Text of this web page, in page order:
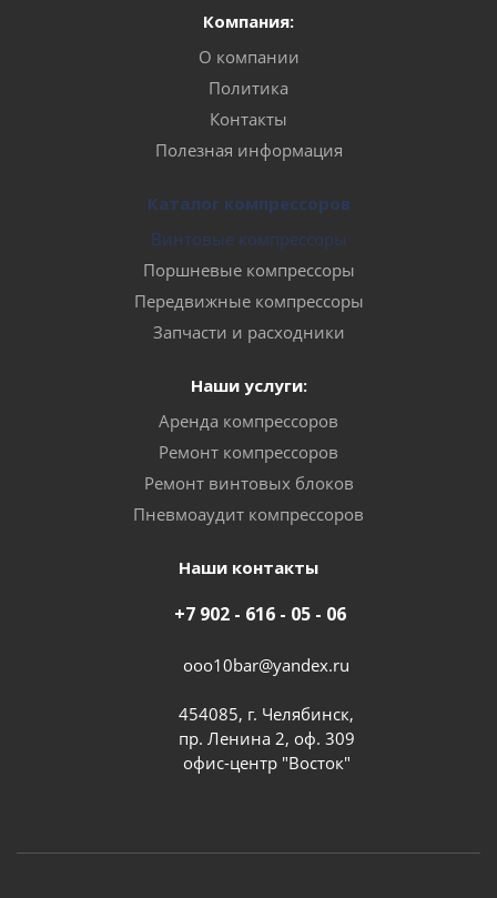
Компания:
О компании
Политика
Контакты
Полезная информация
Каталог компрессоров
Винтовые компрессоры
Поршневые компрессоры
Передвижные компрессоры
Запчасти и расходники
Наши услуги:
Аренда компрессоров
Ремонт компрессоров
Ремонт винтовых блоков
Пневмоаудит компрессоров
Наши контакты
+7 902 - 616 - 05 - 06
ooo10bar@yandex.ru
454085, г. Челябинск,
пр. Ленина 2, оф. 309
офис-центр "Восток"